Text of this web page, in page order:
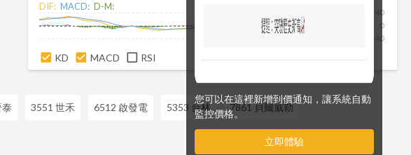
您可以在這裡新增到價通知，讓系統自動
監控價格。
立即體驗
DIF: MACD: D-M:
-40
0
40
KD MACD RSI
泰 3551 世禾 6512 啟發電 5353 台林 7861 貝爾威勒